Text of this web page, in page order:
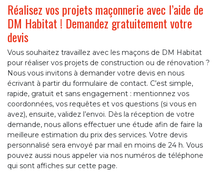
Réalisez vos projets maçonnerie avec l’aide de
DM Habitat ! Demandez gratuitement votre
devis
Vous souhaitez travaillez avec les maçons de DM Habitat
pour réaliser vos projets de construction ou de rénovation ?
Nous vous invitons à demander votre devis en nous
écrivant à partir du formulaire de contact. C’est simple,
rapide, gratuit et sans engagement : mentionnez vos
coordonnées, vos requêtes et vos questions (si vous en
avez), ensuite, validez l’envoi. Dès la réception de votre
demande, nous allons effectuer une étude afin de faire la
meilleure estimation du prix des services. Votre devis
personnalisé sera envoyé par mail en moins de 24 h. Vous
pouvez aussi nous appeler via nos numéros de téléphone
qui sont affiches sur cette page.